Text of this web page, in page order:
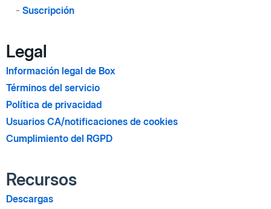
- Suscripción
Legal
Información legal de Box
Términos del servicio
Política de privacidad
Usuarios CA/notificaciones de cookies
Cumplimiento del RGPD
Recursos
Descargas